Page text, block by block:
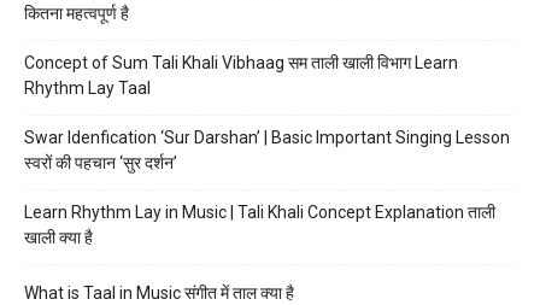
कितना महत्वपूर्ण है
Concept of Sum Tali Khali Vibhaag सम ताली खाली विभाग Learn
Rhythm Lay Taal
Swar Idenfication ‘Sur Darshan’ | Basic Important Singing Lesson
स्वरों की पहचान ‘सुर दर्शन’
Learn Rhythm Lay in Music | Tali Khali Concept Explanation ताली
खाली क्या है
What is Taal in Music संगीत में ताल क्या है